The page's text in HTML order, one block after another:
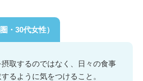
・30代女性）
取するのではなく、日々の食事
るように気をつけること。